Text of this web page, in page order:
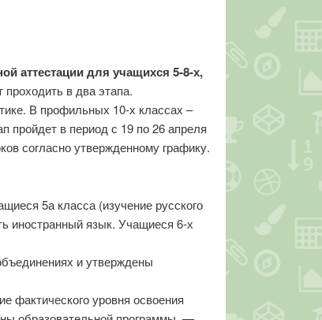
аттестации для учащихся 5-8-х,
в два этапа.
В профильных 10-х классах –
в период с 19 по 26 апреля
согласно утвержденному графику.
5а класса (изучение русского
иностранный язык. Учащиеся 6-х
и утверждены
фактического уровня освоения